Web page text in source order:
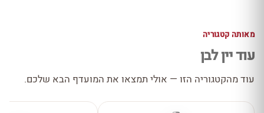
מאותה קטגוריה
עוד יין לבן
עוד מהקטגוריה הזו — אולי תמצאו את המועדף הבא שלכם.